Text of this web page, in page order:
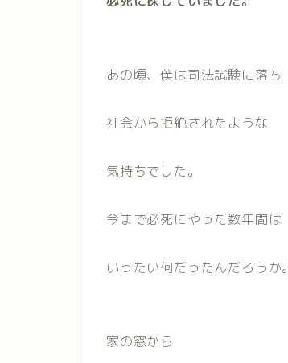
あの頃、僕は司法試験に落ち
社会から拒絶されたような
気持ちでした。
今まで必死にやった数年間は
いったい何だったんだろうか。
家の窓から